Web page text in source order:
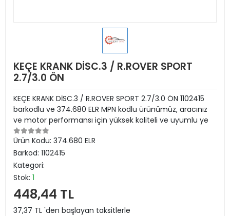
KEÇE KRANK DİSC.3 / R.ROVER SPORT
2.7/3.0 ÖN
KEÇE KRANK DİSC.3 / R.ROVER SPORT 2.7/3.0 ÖN 1102415
barkodlu ve 374.680 ELR MPN kodlu ürünümüz, aracınız
ve motor performansı için yüksek kaliteli ve uyumlu ye
Ürün Kodu: 374.680 ELR
Barkod: 1102415
Kategori:
Stok: 1
448,44 TL
37,37 TL 'den başlayan taksitlerle